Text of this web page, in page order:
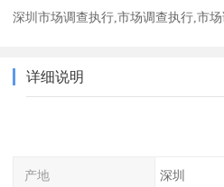
深圳市场调查执行,市场调查执行,市
详细说明
产地 深圳